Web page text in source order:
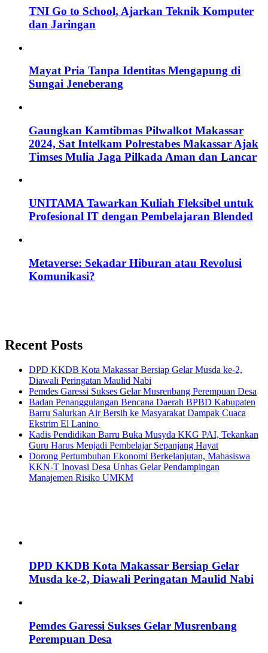
TNI Go to School, Ajarkan Teknik Komputer
dan Jaringan
Mayat Pria Tanpa Identitas Mengapung di
Sungai Jeneberang
Gaungkan Kamtibmas Pilwalkot Makassar
2024, Sat Intelkam Polrestabes Makassar Ajak
Timses Mulia Jaga Pilkada Aman dan Lancar
UNITAMA Tawarkan Kuliah Fleksibel untuk
Profesional IT dengan Pembelajaran Blended
Metaverse: Sekadar Hiburan atau Revolusi
Komunikasi?
Recent Posts
DPD KKDB Kota Makassar Bersiap Gelar Musda ke-2,
Diawali Peringatan Maulid Nabi
Pemdes Garessi Sukses Gelar Musrenbang Perempuan Desa
Badan Penanggulangan Bencana Daerah BPBD Kabupaten
Barru Salurkan Air Bersih ke Masyarakat Dampak Cuaca
Ekstrim El Lanino
Kadis Pendidikan Barru Buka Musyda KKG PAI, Tekankan
Guru Harus Menjadi Pembelajar Sepanjang Hayat
Dorong Pertumbuhan Ekonomi Berkelanjutan, Mahasiswa
KKN-T Inovasi Desa Unhas Gelar Pendampingan
Manajemen Risiko UMKM
DPD KKDB Kota Makassar Bersiap Gelar
Musda ke-2, Diawali Peringatan Maulid Nabi
Pemdes Garessi Sukses Gelar Musrenbang
Perempuan Desa